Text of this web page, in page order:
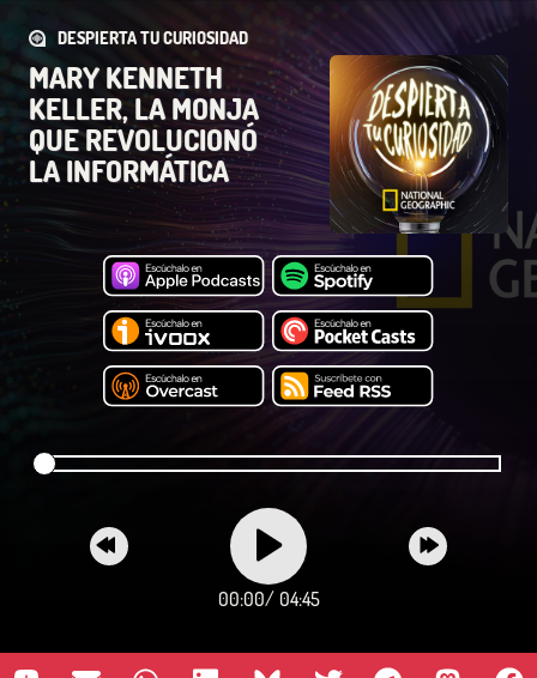
DESPIERTA TU CURIOSIDAD
MARY KENNETH
KELLER, LA MONJA
QUE REVOLUCIONÓ
LA INFORMÁTICA
00:00/ 04:45